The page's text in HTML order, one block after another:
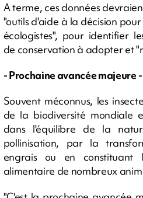
A terme, ces données
"outils d'aide à la décision
écologistes", pour identifier
de conservation à adopter et
- Prochaine avancée majeure -
Souvent méconnus, les
de la biodiversité mondiale
dans l'équilibre de la
pollinisation, par la
engrais ou en
alimentaire de nombreux